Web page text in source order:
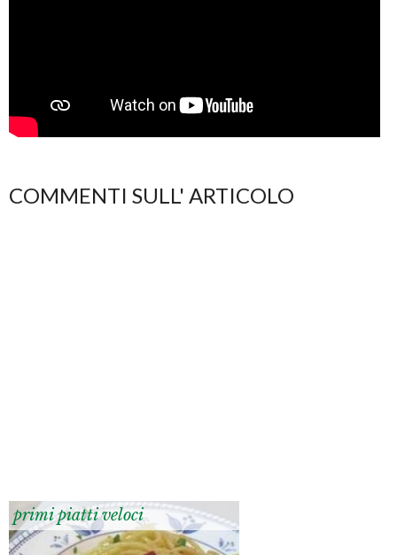
COMMENTI SULL' ARTICOLO
primi piatti veloci